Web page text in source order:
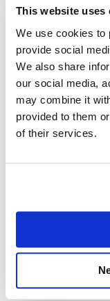
This website uses
We use cookies to
provide social
We also share
our social media,
may combine it
provided to them
of their services.
предложат
4.
Агенциите за
заплащането и
тези дейности, те
време на тяхната
компании нямат
лизинг на
информация,
персонал, са
установили на
на документация
прецизност. Освен
разчитат, че ще
навреме и без